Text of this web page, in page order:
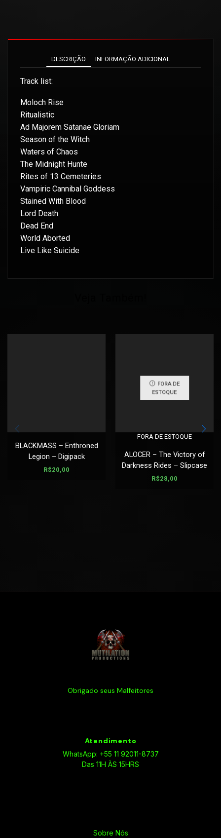
DESCRIÇÃO INFORMAÇÃO ADICIONAL
Track list:
Moloch Rise
Ritualistic
Ad Majorem Satanae Gloriam
Season of the Witch
Waters of Chaos
The Midnight Hunte
Rites of 13 Cemeteries
Vampiric Cannibal Goddess
Stained With Blood
Lord Death
Dead End
World Aborted
Live Like Suicide
BLACKMASS – Enthroned
Legion – Digipack
R$20,00
FORA DE
ESTOQUE
FORA DE ESTOQUE
ALOCER – The Victory of
Darkness Rides – Slipcase
R$28,00
Obrigado seus Malfeitores
Atendimento
WhatsApp: +55 11 92011-8737
Das 11H ÀS 15HRS
Sobre Nós